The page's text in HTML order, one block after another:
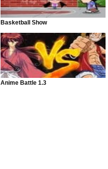
Basketball Show
Anime Battle 1.3